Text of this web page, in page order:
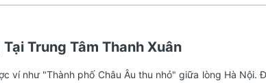
Trung Tâm Thanh Xuân
ví như "Thành phố Châu Âu thu nhỏ" giữa lòng Hà Nội.